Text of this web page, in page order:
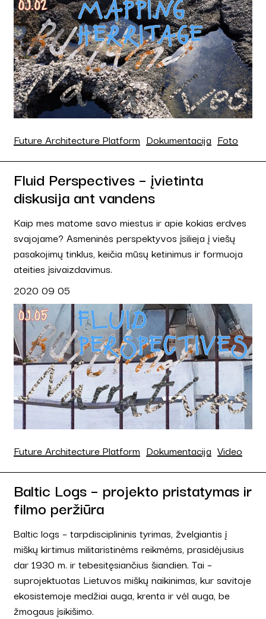
Future Architecture Platform Dokumentacija Foto
Fluid Perspectives – įvietinta
diskusija ant vandens
Kaip mes matome savo miestus ir apie kokias erdves
svajojame? Asmeninės perspektyvos įsilieja į viešų
pasakojimų tinklus, keičia mūsų ketinimus ir formuoja
ateities įsivaizdavimus.
2020 09 05
Future Architecture Platform Dokumentacija Video
Baltic Logs – projekto pristatymas ir
filmo peržiūra
Baltic logs – tarpdisciplininis tyrimas, žvelgiantis į
miškų kirtimus militaristinėms reikmėms, prasidėjusius
dar 1930 m. ir tebesitęsiančius šiandien. Tai –
suprojektuotas Lietuvos miškų naikinimas, kur savitoje
ekosistemoje medžiai auga, krenta ir vėl auga, be
žmogaus įsikišimo.